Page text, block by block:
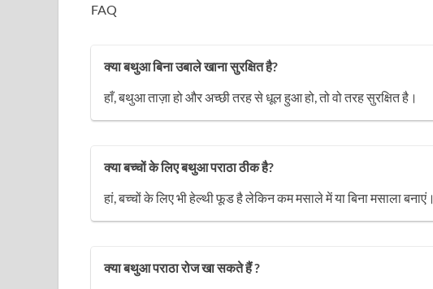
FAQ
क्या बथुआ बिना उबाले खाना सुरक्षित है?
हाँ, बथुआ ताज़ा हो और अच्छी तरह से धूल हुआ हो, तो वो तरह सुरक्षित है।
क्या बच्चों के लिए बथुआ पराठा ठीक है?
हां, बच्चों के लिए भी हेल्थी फूड है लेकिन कम मसाले में या बिना मसाला बनाएं।
क्या बथुआ पराठा रोज खा सकते हैं ?